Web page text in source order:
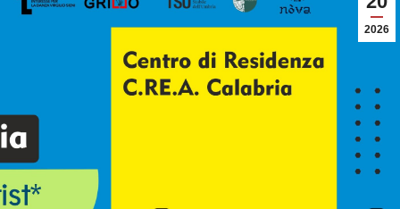
2026